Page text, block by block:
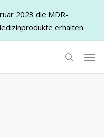
search
2023 die MDR-
erhalten